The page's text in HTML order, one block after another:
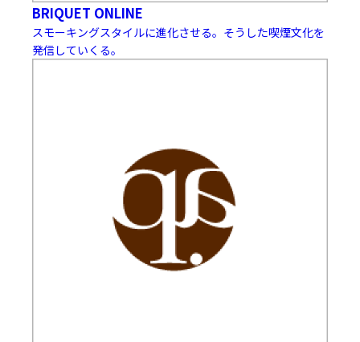
BRIQUET ONLINE
スモーキングスタイルに進化させる。そうした喫煙文化を
発信していくる。